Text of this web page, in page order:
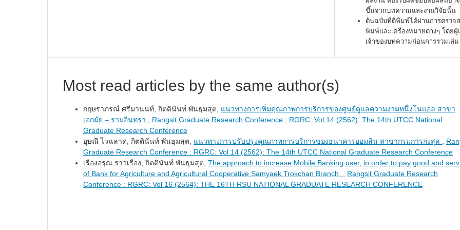
ขึ้นจากบทความและงานวิจัยนั้น
ต้นฉบับที่ตีพิมพ์ได้ผ่านการตรวจ
พิมพ์และเครื่องหมายต่างๆ โดยผู้
เจ้าของบทความก่อนการรวมเล่ม
Most read articles by the same author(s)
กฤษราภรณ์ ศรีมานนท์, กิตตินันท์ พันธุมสุต, แนวทางการเพิ่มคุณภาพการบริการของศูนย์ดูแลความงามหนึ่งโนแอล สาขา
เอกมัย – รามอินทรา
Rangsit Graduate Research Conference : RGRC: Vol 14 (2562): The 14th UTCC National
Graduate Research Conference
อุษณี ไวฉลาด, กิตตินันท์ พันธุมสุต, แนวทางการปรับปรุงคุณภาพการบริการของธนาคารออมสิน สาขากรมการกงสุล
Graduate Research Conference : RGRC: Vol 14 (2562): The 14th UTCC National Graduate Research Conference
เรืองอรุณ ราวเรือง, กิตตินันท์ พันธุมสุต, The approach to increase Mobile Banking user, in order to pay good and
of Bank for Agriculture and Agricultural Cooperative Samyaek Trokchan Branch.
Rangsit Graduate Research
Conference : RGRC: Vol 16 (2564): THE 16TH RSU NATIONAL GRADUATE RESEARCH CONFERENCE